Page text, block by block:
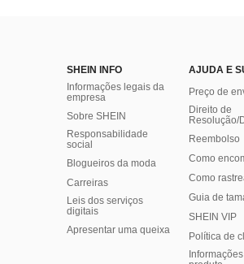
SHEIN INFO
Informações legais da
empresa
Sobre SHEIN
Responsabilidade
social
Blogueiros da moda
Carreiras
Leis dos serviços
digitais
Apresentar uma queixa
AJUDA E
Preço de
Direito de
Resolução/
Reembolso
Como
Como
Guia de
SHEIN VIP
Política de